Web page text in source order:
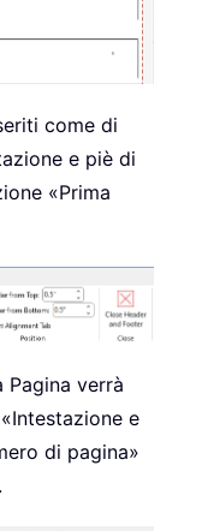
come di
e piè di
«Prima
Pagina verrà
e
di pagina»